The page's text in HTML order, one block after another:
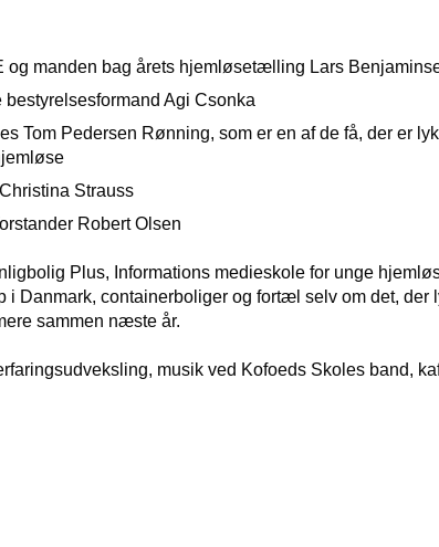
og manden bag årets hjemløsetælling Lars
bestyrelsesformand Agi Csonka
Tom Pedersen Rønning, som er en af de få, der er
Christina Strauss
Robert Olsen
Plus, Informations medieskole for unge
i Danmark, containerboliger og fortæl selv om det, der
sammen næste år.
musik ved Kofoeds Skoles band,